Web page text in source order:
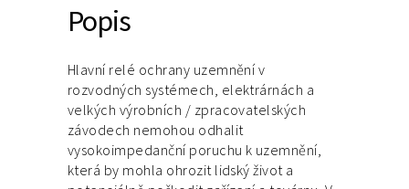
Popis
Hlavní relé ochrany uzemnění v
rozvodných systémech, elektrárnách a
velkých výrobních / zpracovatelských
závodech nemohou odhalit
vysokoimpedanční poruchu k uzemnění,
která by mohla ohrozit lidský život a